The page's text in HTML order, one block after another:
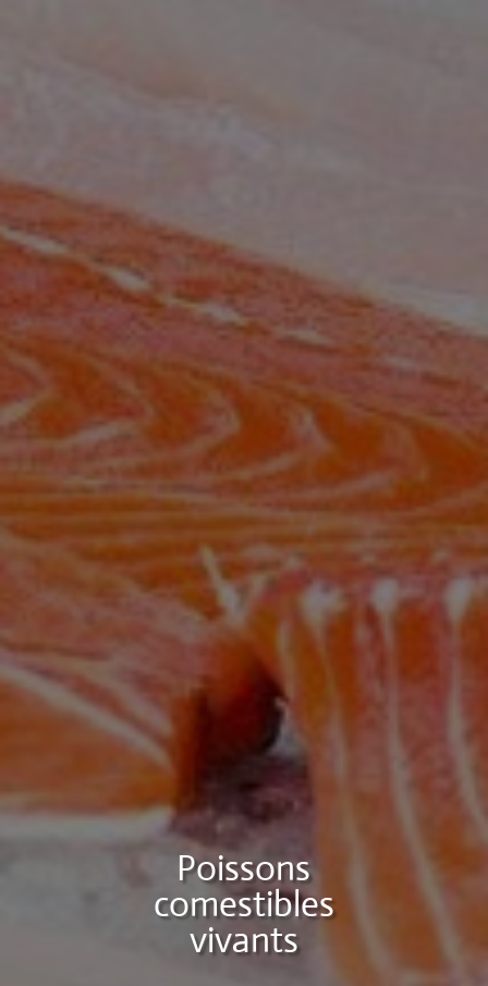
Poissons
comestibles
vivants